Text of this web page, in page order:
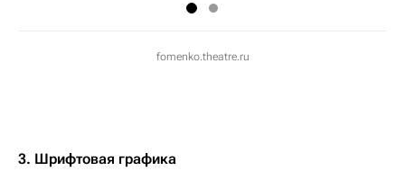
fomenko.theatre.ru
3. Шрифтовая графика